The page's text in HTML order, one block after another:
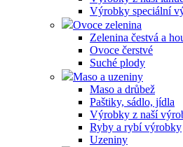
Výrobky speciální
Ovoce zelenina
Zelenina čestvá a
Ovoce čerstvé
Suché plody
Maso a uzeniny
Maso a drůbež
Paštiky, sádlo, jídla
Výrobky z naší
Ryby a rybí výrobky
Uzeniny